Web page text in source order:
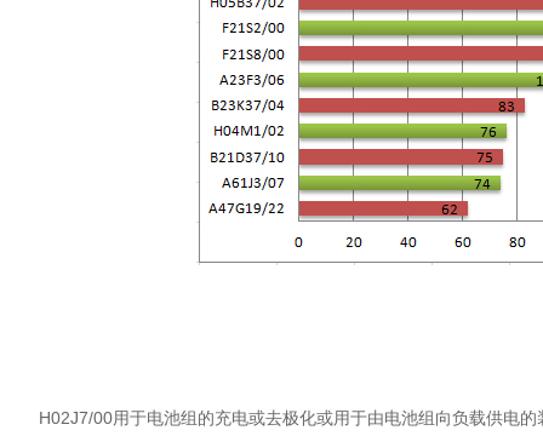
H02J7/00用于电池组的充电或去极化或用于由电池组向负载供电